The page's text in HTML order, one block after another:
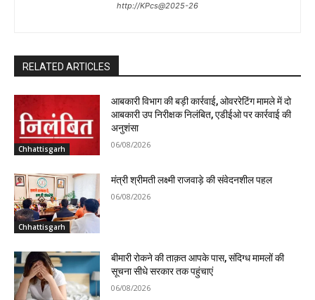
http://KPcs@2025-26
RELATED ARTICLES
Chhattisgarh
आबकारी विभाग की बड़ी कार्रवाई, ओवररेटिंग मामले में दो
आबकारी उप निरीक्षक निलंबित, एडीईओ पर कार्रवाई की
अनुशंसा
06/08/2026
Chhattisgarh
मंत्री श्रीमती लक्ष्मी राजवाड़े की संवेदनशील पहल
06/08/2026
बीमारी रोकने की ताक़त आपके पास, संदिग्ध मामलों की
सूचना सीधे सरकार तक पहुंचाएं
06/08/2026